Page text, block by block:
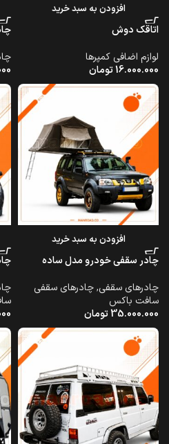
افزودن به سبد خرید
اتاقک دوش
لوازم اضافی کمپرها
16.000.000تومان
افزودن به سبد خرید
چادر سقفی خودرو مدل ساده
چادرهای سقفی,چادرهای سقفی
سافت باکس
35.000.000تومان